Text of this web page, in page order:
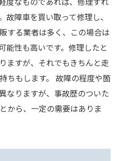
故障車を買い取って修理し、
する業者は多く、この場合は
能性も高いです。修理したと
ますが、それでもきちんと走
ちもします。 故障の程度や箇
なりますが、事故歴のついた
から、一定の需要はありま